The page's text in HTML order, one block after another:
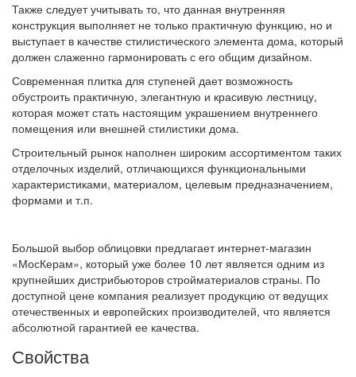
Также следует учитывать то, что данная внутренняя
конструкция выполняет не только практичную функцию, но и
выступает в качестве стилистического элемента дома, который
должен слаженно гармонировать с его общим дизайном.
Современная плитка для ступеней дает возможность
обустроить практичную, элегантную и красивую лестницу,
которая может стать настоящим украшением внутреннего
помещения или внешней стилистики дома.
Строительный рынок наполнен широким ассортиментом таких
отделочных изделий, отличающихся функциональными
характеристиками, материалом, целевым предназначением,
формами и т.п.
Большой выбор облицовки предлагает интернет-магазин
«МосКерам», который уже более 10 лет является одним из
крупнейших дистрибьюторов стройматериалов страны. По
доступной цене компания реализует продукцию от ведущих
отечественных и европейских производителей, что является
абсолютной гарантией ее качества.
Свойства